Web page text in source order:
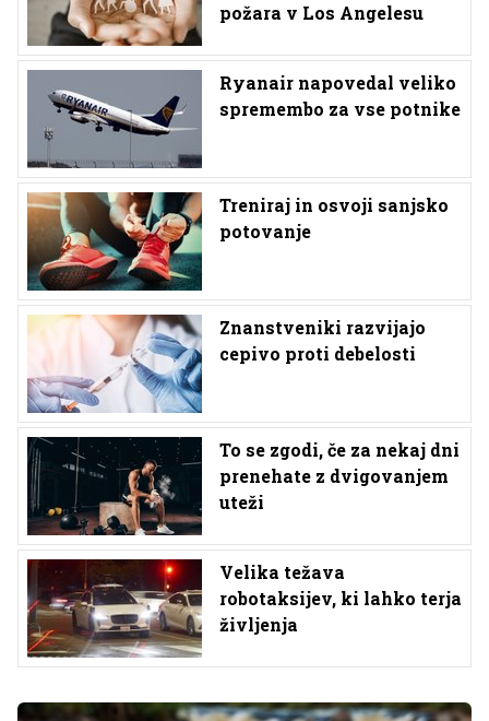
požara v Los Angelesu
Ryanair napovedal veliko
spremembo za vse potnike
Treniraj in osvoji sanjsko
potovanje
Znanstveniki razvijajo
cepivo proti debelosti
To se zgodi, če za nekaj dni
prenehate z dvigovanjem
uteži
Velika težava
robotaksijev, ki lahko terja
življenja